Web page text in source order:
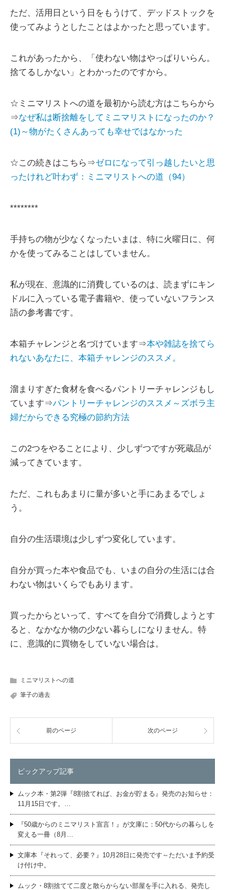
ただ、活用日という日をもうけて、デッドストックを
使ってみようとしたことはよかったと思っています。
これがあったから、「使わない物はやっぱりいらん。
捨てるしかない」とわかったのですから。
☆ミニマリストへの道を最初から読む方はこちらから
⇒なぜ私は断捨離をしてミニマリストになったのか？
(1)～物がたくさんあっても幸せではなかった
☆この続きはこちら⇒ゼロになって引っ越したいと思
ったけれど叶わず：ミニマリストへの道（94）
********
手持ちの物が少なくなったいまは、特に火曜日に、何
かを使ってみることはしていません。
私が現在、意識的に消費しているのは、読まずにキン
ドルに入っている電子書籍や、使っていないフランス
語の参考書です。
本箱チャレンジと名づけています⇒本や雑誌を捨てら
れないあなたに、本箱チャレンジのススメ。
溜まりすぎた食材を食べるパントリーチャレンジもし
ています⇒パントリーチャレンジのススメ～ズボラ主
婦だからできる究極の節約方法
この2つをやることにより、少しずつですが死蔵品が
減ってきています。
ただ、これもあまりに量が多いと手にあまるでしょ
う。
自分の生活環境は少しずつ変化しています。
自分が買った本や食品でも、いまの自分の生活には合
わない物はいくらでもあります。
買ったからといって、すべてを自分で消費しようとす
ると、なかなか物の少ない暮らしになりません。特
に、意識的に買物をしていない場合は。
ミニマリストへの道
筆子の過去
前のページ 次のページ
ピックアップ記事
ムック本・第2弾『8割捨てれば、お金が貯まる』発売のお知らせ：
11月15日です。…
『50歳からのミニマリスト宣言！』が文庫に：50代からの暮らしを
変える一冊（8月…
文庫本『それって、必要？』10月28日に発売です～ただいま予約受
け付け中。
ムック・8割捨てて二度と散らからない部屋を手に入れる、発売し